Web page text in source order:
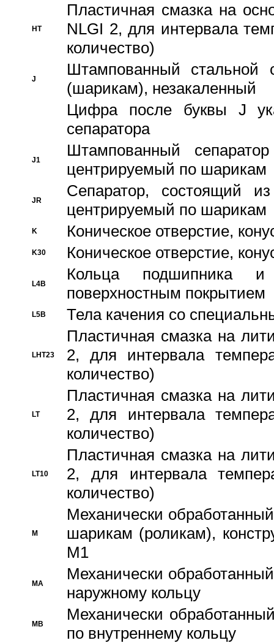
HT
Пластичная смазка на
NLGI 2, для интервала
количество)
J
Штампованный стальной
(шарикам), незакаленный
Цифра после буквы J
сепаратора
J1
Штампованный
центрируемый по шарикам
JR
Сепаратор, состоящий
центрируемый по шарикам
K Коническое отверстие,
K30 Коническое отверстие,
L4B
Кольца подшипника
поверхностным покрытием
L5B Тела качения со
LHT23
Пластичная смазка на
2, для интервала
количество)
LT
Пластичная смазка на
2, для интервала
количество)
LT10
Пластичная смазка на
2, для интервала
количество)
M
Механически
шарикам (роликам),
M1
MA
Механически
наружному кольцу
MB
Механически
по внутреннему кольцу